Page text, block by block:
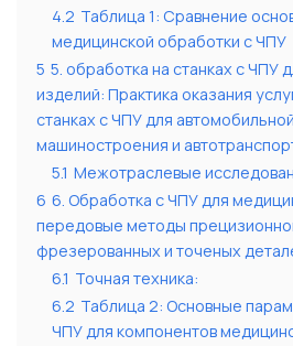
4.2 Таблица 1: Сравнение
медицинской обработки с ЧПУ
5 5. обработка на станках с ЧПУ
изделий: Практика оказания
станках с ЧПУ для
машиностроения и
5.1 Межотраслевые
6 6. Обработка с ЧПУ для
передовые методы
фрезерованных и точеных
6.1 Точная техника:
6.2 Таблица 2: Основные
ЧПУ для компонентов